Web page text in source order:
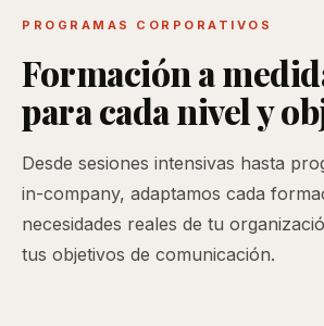
PROGRAMAS CORPORATIVOS
Formación a
para cada nivel y
Desde sesiones intensivas hasta
in-company, adaptamos cada
necesidades reales de tu
tus objetivos de comunicación.